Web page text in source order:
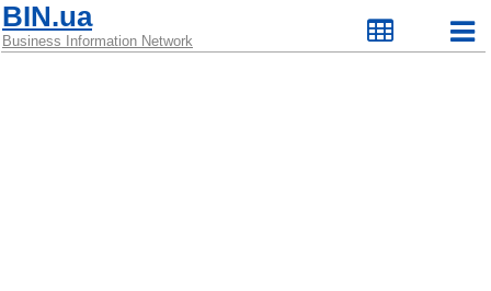
BIN.ua
Business Information Network